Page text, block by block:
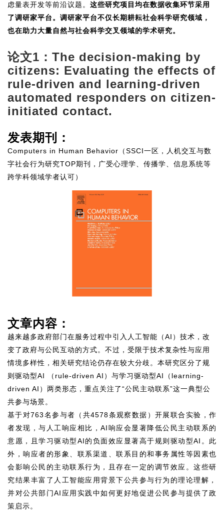
虑量表开发等前沿议题。 这些研究项目均在数据收集环节采用
了调研家平台。调研家平台不仅长期耕耘社会科学研究领域，
也在助力大量自然与社会科学交叉领域的学术研究。
论文1：The decision-making by
citizens: Evaluating the effects of
rule-driven and learning-driven
automated responders on citizen-
initiated contact.
发表期刊：
Computers in Human Behavior（SSCI一区，人机交互与数
字社会行为研究TOP期刊，广受心理学、传播学、信息系统等
跨学科领域学者认可）
文章内容：
越来越多政府部门在服务过程中引入人工智能（AI）技术，改
变了政府与公民互动的方式。不过，受限于技术复杂性与应用
情境多样性，相关研究结论仍存在较大分歧。本研究区分了规
则驱动型AI （rule-driven AI）与学习驱动型AI（learning-
driven AI）两类形态，重点关注了“公民主动联系”这一典型公
共参与场景。
基于对763名参与者（共4578条观察数据）开展联合实验，作
者发现，与人工响应相比，AI响应会显著降低公民主动联系的
意愿，且学习驱动型AI的负面效应显著高于规则驱动型AI。此
外，响应者的形象、联系渠道、联系目的和事务属性等因素也
会影响公民的主动联系行为，且存在一定的调节效应。这些研
究结果丰富了人工智能应用背景下公共参与行为的理论理解，
并对公共部门AI应用实践中如何更好地促进公民参与提供了政
策启示。